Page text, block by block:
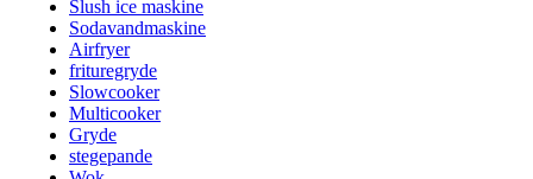
Slush ice maskine
Sodavandmaskine
Airfryer
frituregryde
Slowcooker
Multicooker
Gryde
stegepande